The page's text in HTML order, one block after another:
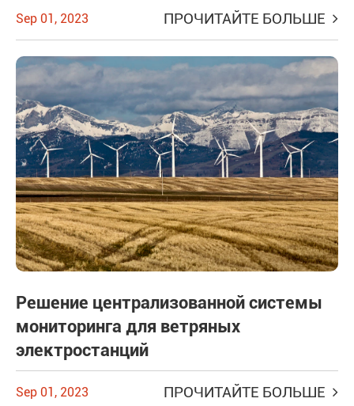
Sep 01, 2023 ПРОЧИТАЙТЕ БОЛЬШЕ
Решение централизованной системы
мониторинга для ветряных
электростанций
Sep 01, 2023 ПРОЧИТАЙТЕ БОЛЬШЕ